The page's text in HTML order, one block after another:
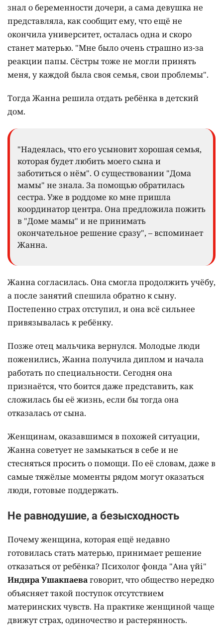
знал о беременности дочери, а сама девушка не
представляла, как сообщит ему, что ещё не
окончила университет, осталась одна и скоро
станет матерью. "Мне было очень страшно из-за
реакции папы. Сёстры тоже не могли принять
меня, у каждой была своя семья, свои проблемы".
Тогда Жанна решила отдать ребёнка в детский
дом.
"Надеялась, что его усыновит хорошая семья,
которая будет любить моего сына и
заботиться о нём". О существовании "Дома
мамы" не знала. За помощью обратилась
сестра. Уже в роддоме ко мне пришла
координатор центра. Она предложила пожить
в "Доме мамы" и не принимать
окончательное решение сразу", – вспоминает
Жанна.
Жанна согласилась. Она смогла продолжить учёбу,
а после занятий спешила обратно к сыну.
Постепенно страх отступил, и она всё сильнее
привязывалась к ребёнку.
Позже отец мальчика вернулся. Молодые люди
поженились, Жанна получила диплом и начала
работать по специальности. Сегодня она
признаётся, что боится даже представить, как
сложилась бы её жизнь, если бы тогда она
отказалась от сына.
Женщинам, оказавшимся в похожей ситуации,
Жанна советует не замыкаться в себе и не
стесняться просить о помощи. По её словам, даже в
самые тяжёлые моменты рядом могут оказаться
люди, готовые поддержать.
Не равнодушие, а безысходность
Почему женщина, которая ещё недавно
готовилась стать матерью, принимает решение
отказаться от ребёнка? Психолог фонда "Ана үйі"
Индира Ушакпаеваговорит, что общество нередко
объясняет такой поступок отсутствием
материнских чувств. На практике женщиной чаще
движут страх, одиночество и растерянность.